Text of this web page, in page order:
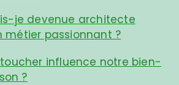
je devenue architecte
métier passionnant ?
influence notre bien-
?